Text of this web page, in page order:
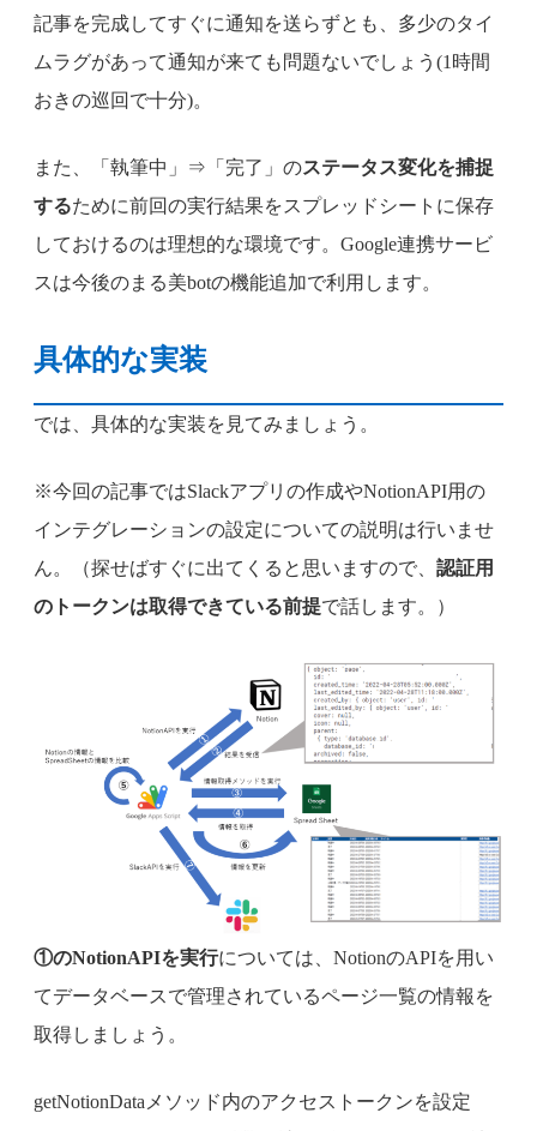
記事を完成してすぐに通知を送らずとも、多少のタイ
ムラグがあって通知が来ても問題ないでしょう(1時間
おきの巡回で十分)。
また、「執筆中」⇒「完了」のステータス変化を捕捉
するために前回の実行結果をスプレッドシートに保存
しておけるのは理想的な環境です。Google連携サービ
スは今後のまる美botの機能追加で利用します。
具体的な実装
では、具体的な実装を見てみましょう。
※今回の記事ではSlackアプリの作成やNotionAPI用の
インテグレーションの設定についての説明は行いませ
ん。（探せばすぐに出てくると思いますので、 認証用
のトークンは取得できている前提で話します。）
①のNotionAPIを実行については、NotionのAPIを用い
てデータベースで管理されているページ一覧の情報を
取得しましょう。
getNotionDataメソッド内のアクセストークンを設定